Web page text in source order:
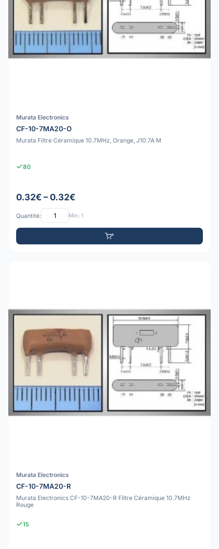
Murata Electronics
CF-10-7MA20-O
Murata Filtre Céramique 10.7MHz, Orange, J10.7A M
80
0.32€ – 0.32€
Quantité: Min: 1
Murata Electronics
CF-10-7MA20-R
Murata Electronics CF-10-7MA20-R Filtre Céramique 10.7MHz
Rouge
15